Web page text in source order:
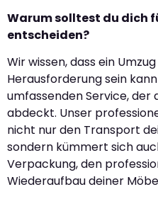
Warum solltest du dich
entscheiden?
Wir wissen, dass ein
Herausforderung sein
umfassenden Service, der
abdeckt. Unser
nicht nur den Transport
sondern kümmert sich
Verpackung, den
Wiederaufbau deiner